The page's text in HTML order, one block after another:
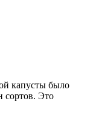
капусты было
сортов. Это